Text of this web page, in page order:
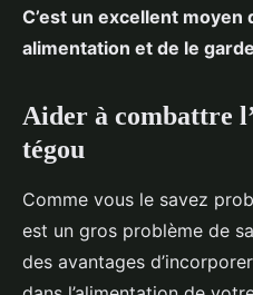
C’est un excellent
alimentation et de le
Aider à combattre
tégou
Comme vous le savez
est un gros problème de
des avantages